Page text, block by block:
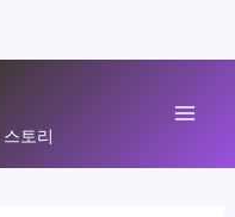
토리